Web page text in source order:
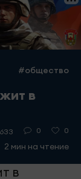
#общество
в
0 0
2 мин на чтение